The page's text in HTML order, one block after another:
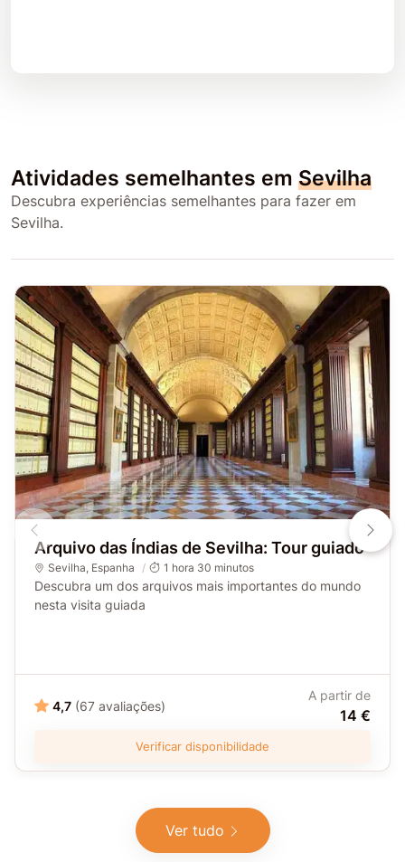
Atividades semelhantes em Sevilha
Descubra experiências semelhantes para fazer em
Sevilha.
Arquivo das Índias de Sevilha: Tour guiado
Sevilha Espanha 1 hora 30 minutos
Descubra um dos arquivos mais importantes do mundo
nesta visita guiada
4,7 (67 avaliações)
A partir de
14 €
Verificar disponibilidade
Ver tudo